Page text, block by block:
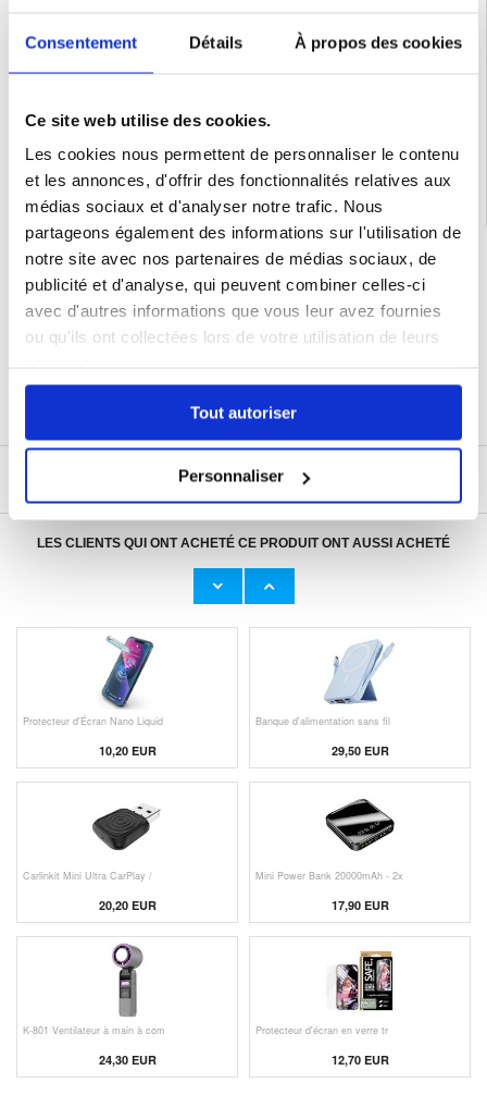
Consentement Détails À propos des cookies
Ce site web utilise des cookies.
Les cookies nous permettent de personnaliser le contenu
et les annonces, d'offrir des fonctionnalités relatives aux
médias sociaux et d'analyser notre trafic. Nous
partageons également des informations sur l'utilisation de
notre site avec nos partenaires de médias sociaux, de
publicité et d'analyse, qui peuvent combiner celles-ci
avec d'autres informations que vous leur avez fournies
ou qu'ils ont collectées lors de votre utilisation de leurs
Tout autoriser
Personnaliser
Emballage:Bulk
Catégories associées:Accessoires téléphone
Samsung Galaxy S24 FE Coque & Accessoires
LIVRAISON RAPIDE
7 % DE RÉDUCTION
POUR LES MEMBRES DU CLUB24
LUN - VEN 10H - 22H
ÉCRIRE UN AVIS
LES CLIENTS QUI ONT ACHETÉ CE PRODUIT ONT AUSSI ACHETÉ
Câble Apple Lightning d'Origin
Protecteur d'Écran Nano Liquid
10,20 EUR
Banque d'alimentation sans fil
29,50 EUR
Carlinkit Mini Ultra CarPlay /
20,20 EUR
Mini Power Bank 20000mAh - 2x
17,90 EUR
K-801 Ventilateur à main à com
24,30 EUR
Protecteur d'écran en verre tr
12,70 EUR